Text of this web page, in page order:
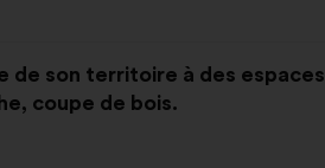
de son territoire à des espaces
coupe de bois.